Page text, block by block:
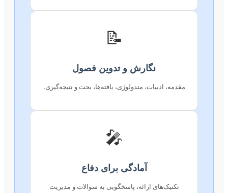
📝
نگارش و تدوین فصول
مقدمه، ادبیات، متدولوژی، یافته‌ها، بحث و نتیجه‌گیری.
🎤
آمادگی برای دفاع
تکنیک‌های ارائه، پاسخگویی به سوالات و مدیریت